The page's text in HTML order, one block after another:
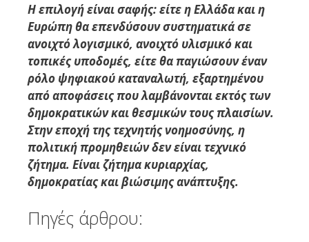
Η επιλογή είναι σαφής: είτε η Ελλάδα και η
Ευρώπη θα επενδύσουν συστηματικά σε
ανοιχτό λογισμικό, ανοιχτό υλισμικό και
τοπικές υποδομές, είτε θα παγιώσουν έναν
ρόλο ψηφιακού καταναλωτή, εξαρτημένου
από αποφάσεις που λαμβάνονται εκτός των
δημοκρατικών και θεσμικών τους πλαισίων.
Στην εποχή της τεχνητής νοημοσύνης, η
πολιτική προμηθειών δεν είναι τεχνικό
ζήτημα. Είναι ζήτημα κυριαρχίας,
δημοκρατίας και βιώσιμης ανάπτυξης.
Πηγές άρθρου: